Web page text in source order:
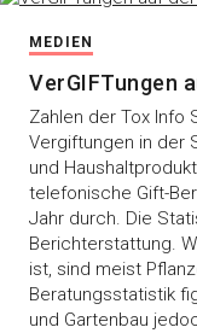
MEDIEN
VerGIFTungen
Zahlen der Tox Info
Vergiftungen in der
und
telefonische Gift-
Jahr durch. Die
Berichterstattung.
ist, sind meist
Beratungsstatistik
und Gartenbau